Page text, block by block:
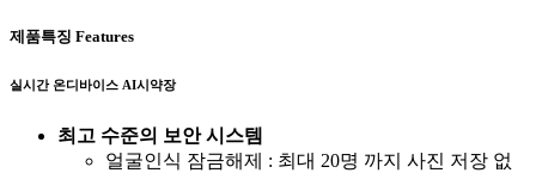
제품특징 Features
실시간 온디바이스 AI시약장
최고 수준의 보안 시스템
얼굴인식 잠금해제 : 최대 20명 까지 사진 저장 없